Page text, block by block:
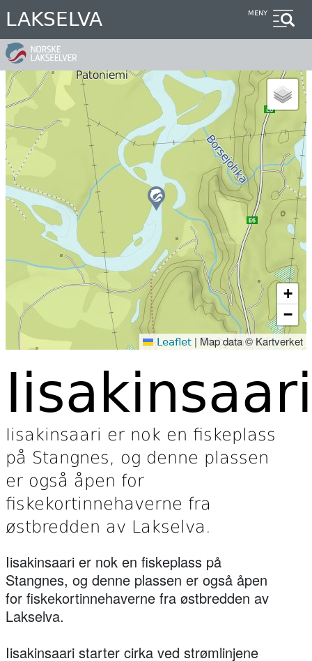
Hopp
til
hovedinnhold
LAKSELVA MENY
+
−
Leaflet | Map data © Kartverket
Iisakinsaari
Iisakinsaari er nok en fiskeplass
på Stangnes, og denne plassen
er også åpen for
fiskekortinnehaverne fra
østbredden av Lakselva.
Iisakinsaari er nok en fiskeplass på
Stangnes, og denne plassen er også åpen
for fiskekortinnehaverne fra østbredden av
Lakselva.
Iisakinsaari starter cirka ved strømlinjene